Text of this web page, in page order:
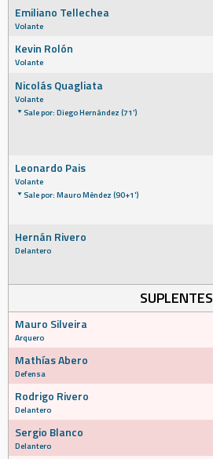
Emiliano Tellechea
Volante
Kevin Rolón
Volante
Nicolás Quagliata
Volante
Sale por: Diego Hernández (71')
Leonardo Pais
Volante
Sale por: Mauro Méndez (90+1')
Hernán Rivero
Delantero
SUPLENTES
Mauro Silveira
Arquero
Mathías Abero
Defensa
Rodrigo Rivero
Delantero
Sergio Blanco
Delantero